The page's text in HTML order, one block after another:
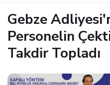
Gebze
Personelin
Takdir Topladı